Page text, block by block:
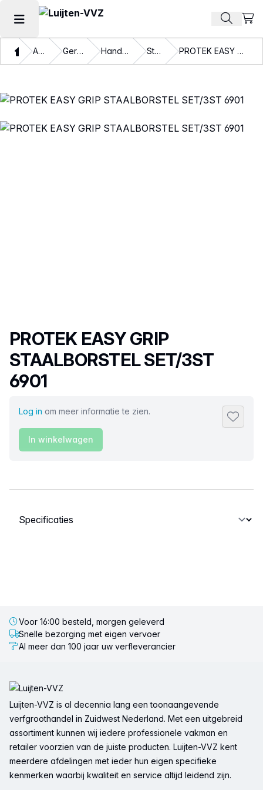
Hoofdmenu openen Zoek
ThuisAssortiment Gereedschappen Handgereedschappen Staalborstels PROTEK EASY GRIP STAALBORSTEL SET/3ST 6901
Productnaam
PROTEK EASY GRIP
STAALBORSTEL SET/3ST
6901
Log in om meer informatie te zien.
In winkelwagen
Selecteer een tabblad
Voor 16:00 besteld, morgen geleverd
Snelle bezorging met eigen vervoer
Al meer dan 100 jaar uw verfleverancier
Luijten-VVZ is al decennia lang een toonaangevende
verfgroothandel in Zuidwest Nederland. Met een uitgebreid
assortiment kunnen wij iedere professionele vakman en
retailer voorzien van de juiste producten. Luijten-VVZ kent
meerdere afdelingen met ieder hun eigen specifieke
kenmerken waarbij kwaliteit en service altijd leidend zijn.